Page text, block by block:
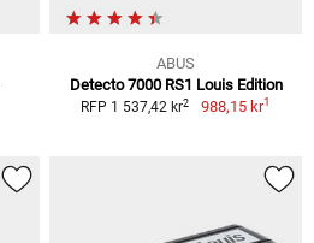
ABUS
Detecto 7000 RS1 Louis Edition
RFP 1 537,42 kr2 988,15 kr1